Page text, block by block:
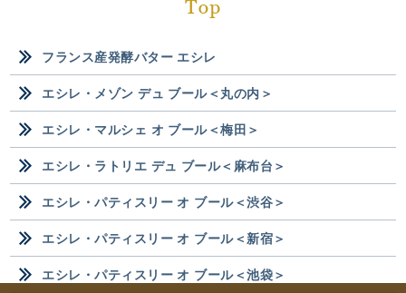
フランス産発酵バター エシレ
エシレ・メゾン デュ ブール＜丸の内＞
エシレ・マルシェ オ ブール＜梅田＞
エシレ・ラトリエ デュ ブール＜麻布台＞
エシレ・パティスリー オ ブール＜渋谷＞
エシレ・パティスリー オ ブール＜新宿＞
エシレ・パティスリー オ ブール＜池袋＞